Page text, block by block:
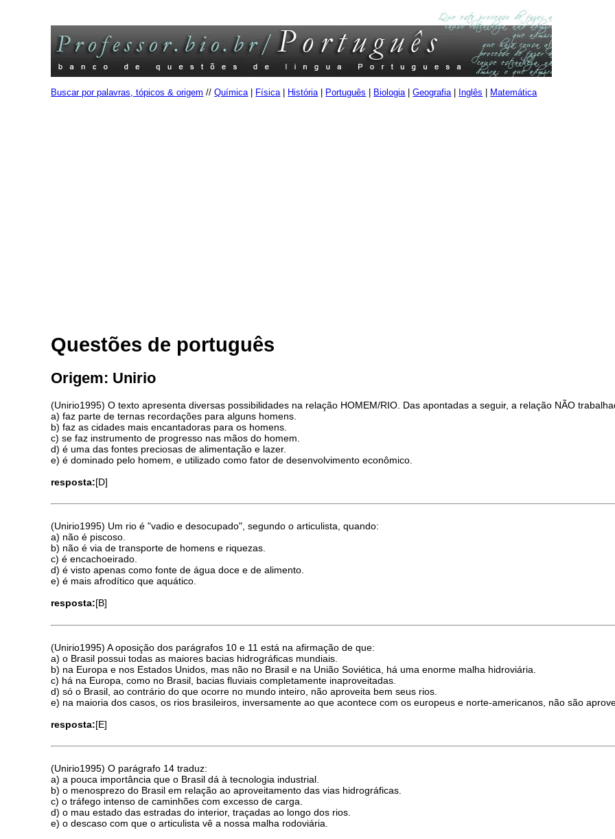
Buscar por palavras, tópicos & origem //Química| Física| História| Português Biologia|Geografia| Inglês Matemática
Questões de português
Origem: Unirio
(Unirio1995) O texto apresenta diversas possibilidades na relação HOMEM/RIO. Das apontadas a seguir, a relação NÃO
a) faz parte de ternas recordações para alguns homens.
b) faz as cidades mais encantadoras para os homens.
c) se faz instrumento de progresso nas mãos do homem.
d) é uma das fontes preciosas de alimentação e lazer.
e) é dominado pelo homem, e utilizado como fator de desenvolvimento econômico.
resposta:[D]
(Unirio1995) Um rio é "vadio e desocupado", segundo o articulista, quando:
a) não é piscoso.
b) não é via de transporte de homens e riquezas.
c) é encachoeirado.
d) é visto apenas como fonte de água doce e de alimento.
e) é mais afrodítico que aquático.
resposta:[B]
(Unirio1995) A oposição dos parágrafos 10 e 11 está na afirmação de que:
a) o Brasil possui todas as maiores bacias hidrográficas mundiais.
b) na Europa e nos Estados Unidos, mas não no Brasil e na União Soviética, há uma enorme malha hidroviária.
c) há na Europa, como no Brasil, bacias fluviais completamente inaproveitadas.
d) só o Brasil, ao contrário do que ocorre no mundo inteiro, não aproveita bem seus rios.
e) na maioria dos casos, os rios brasileiros, inversamente ao que acontece com os europeus e norte-americanos, não são
resposta:[E]
(Unirio1995) O parágrafo 14 traduz:
a) a pouca importância que o Brasil dá à tecnologia industrial.
b) o menosprezo do Brasil em relação ao aproveitamento das vias hidrográficas.
c) o tráfego intenso de caminhões com excesso de carga.
d) o mau estado das estradas do interior, traçadas ao longo dos rios.
e) o descaso com que o articulista vê a nossa malha rodoviária.